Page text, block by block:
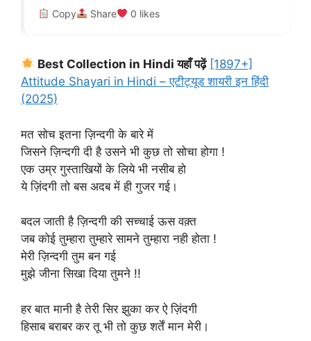
Copy Share 0 likes
Best Collection in Hindi यहाँ पढ़ें [1897+]
Attitude Shayari in Hindi – एटीट्यूड शायरी इन हिंदी
(2025)
मत सोच इतना ज़िन्दगी के बारे में
जिसने ज़िन्दगी दी है उसने भी कुछ तो सोचा होगा !
एक उम्र गुस्ताखियों के लिये भी नसीब हो
ये ज़िंदगी तो बस अदब में ही गुजर गई।
बदल जाती है ज़िन्दगी की सच्चाई ऊस वक़्त
जब कोई तुम्हारा तुम्हारे सामने तुम्हारा नही होता !
मेरी ज़िन्दगी तुम बन गई
मुझे जीना सिखा दिया तुमने !!
हर बात मानी है तेरी सिर झुका कर ऐ ज़िंदगी
हिसाब बराबर कर तू भी तो कुछ शर्तें मान मेरी।